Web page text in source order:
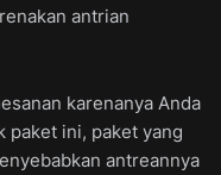
antrian
karenanya Anda
paket ini, paket yang
antreannya